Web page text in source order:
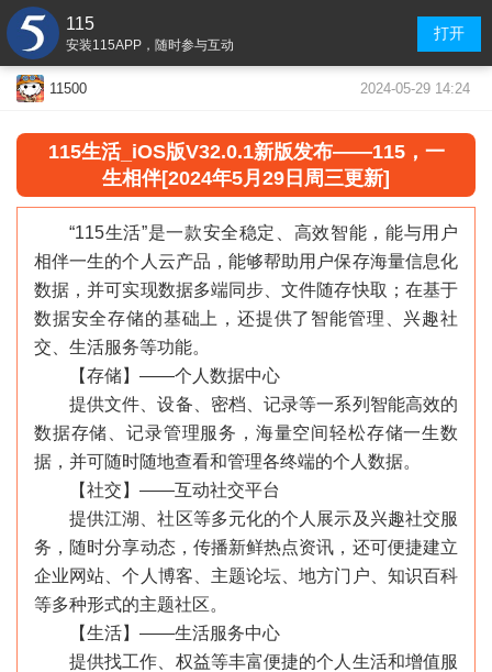
115
安装115APP，随时参与互动
打开
11500 2024-05-29 14:24
115生活_ iOS版V32.0.1新版发布——115，一
生相伴[2024年5月29日周三更新]
“115生活”是一款安全稳定、高效智能，能与用户
相伴一生的个人云产品，能够帮助用户保存海量信息化
数据，并可实现数据多端同步、文件随存快取；在基于
数据安全存储的基础上，还提供了智能管理、兴趣社
交、生活服务等功能。
【存储】——个人数据中心
提供文件、设备、密档、记录等一系列智能高效的
数据存储、记录管理服务，海量空间轻松存储一生数
据，并可随时随地查看和管理各终端的个人数据。
【社交】——互动社交平台
提供江湖、社区等多元化的个人展示及兴趣社交服
务，随时分享动态，传播新鲜热点资讯，还可便捷建立
企业网站、个人博客、主题论坛、地方门户、知识百科
等多种形式的主题社区。
【生活】——生活服务中心
提供找工作、权益等丰富便捷的个人生活和增值服